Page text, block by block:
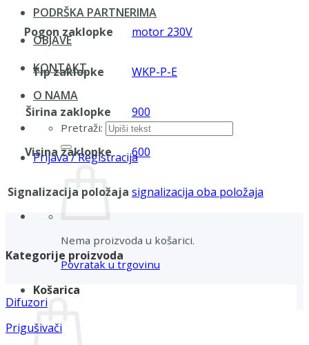
PODRŠKA PARTNERIMA
OBJAVE
KONTAKT
O NAMA
Pretraži:
Prijava / Registracija
Nema proizvoda u košarici.
Povratak u trgovinu
Košarica
Pogon zaklopke motor 230V
Tip zaklopke WKP-P-E
Širina zaklopke 900
Visina zaklopke 600
Signalizacija položaja signalizacija oba položaja
Kategorije proizvoda
Difuzori
Prigušivači